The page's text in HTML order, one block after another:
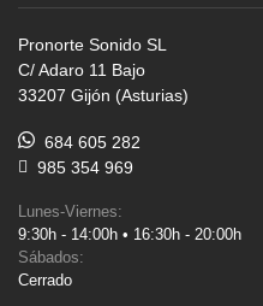
Pronorte Sonido SL
C/ Adaro 11 Bajo
33207 Gijón (Asturias)
684 605 282
985 354 969
Lunes-Viernes:
9:30h - 14:00h • 16:30h - 20:00h
Sábados:
Cerrado